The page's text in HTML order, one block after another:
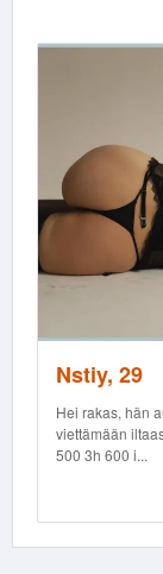
Nstiy, 29
Hei rakas, hän
viettämään
500 3h 600 i...